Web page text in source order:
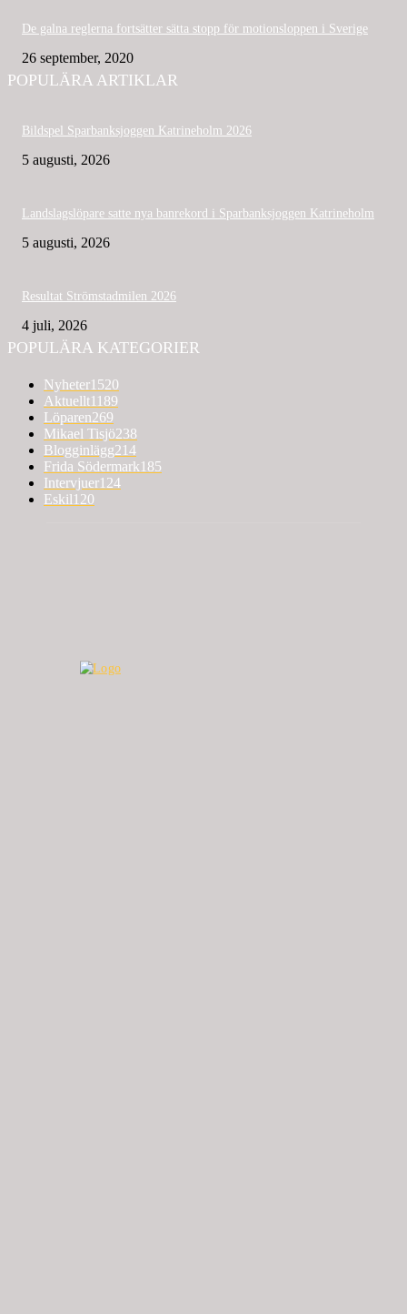
De galna reglerna fortsätter sätta stopp för motionsloppen i Sverige
26 september, 2020
POPULÄRA ARTIKLAR
Bildspel Sparbanksjoggen Katrineholm 2026
5 augusti, 2026
Landslagslöpare satte nya banrekord i Sparbanksjoggen Katrineholm
5 augusti, 2026
Resultat Strömstadmilen 2026
4 juli, 2026
POPULÄRA KATEGORIER
Nyheter1520
Aktuellt1189
Löparen269
Mikael Tisjö238
Blogginlägg214
Frida Södermark185
Intervjuer124
Eskil120